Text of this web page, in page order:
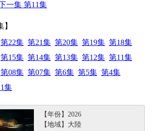
一集 第11集
第22集 第21集 第20集 第19集 第18集
第15集 第14集 第13集 第12集 第11集
第08集 第07集 第6集 第5集 第4集
集
【年份】2026
【地域】大陸